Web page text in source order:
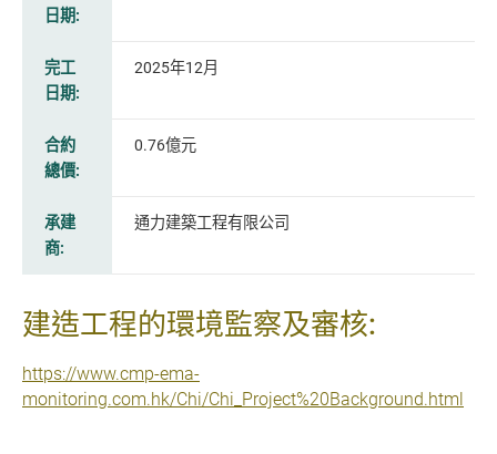
日期:
完工
日期:
2025年12月
合約
總價:
0.76億元
承建
商:
通力建築工程有限公司
建造工程的環境監察及審核:
https://www.cmp-ema-
monitoring.com.hk/Chi/Chi_Project%20Background.html